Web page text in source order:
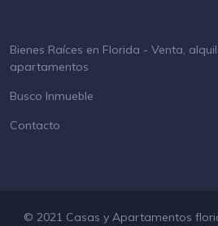
Bienes Raíces en Florida - Venta,
apartamentos
Busco Inmueble
Contacto
© 2021 Casas y Apartamentos